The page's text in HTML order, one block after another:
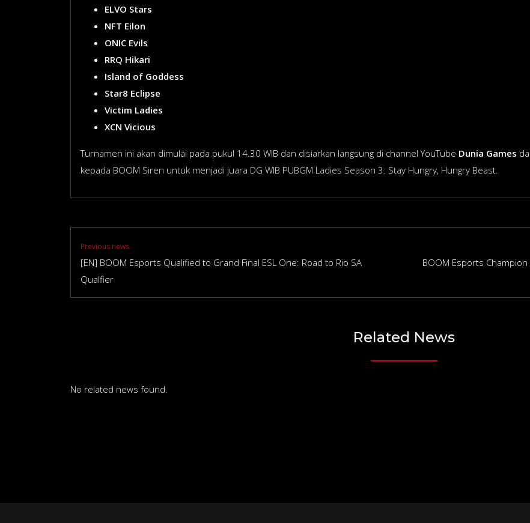
ELVO Stars
NFT Eilon
ONIC Evils
RRQ Hikari
Island of Goddess
Star8 Eclipse
Victim Ladies
XCN Vicious
Turnamen ini akan dimulai pada pukul 14.30 WIB dan disiarkan langsung di channel YouTube Dunia Games
kepada BOOM Siren untuk menjadi juara DG WIB PUBGM Ladies Season 3. Stay Hungry, Hungry Beast.
Previous news
[EN] BOOM Esports Qualified to Grand Final ESL One: Road to Rio SA
Qualfier
BOOM Esports
Related News
No related news found.